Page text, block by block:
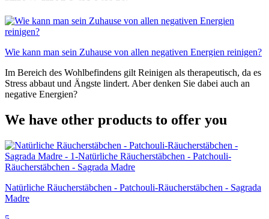
Wie kann man sein Zuhause von allen negativen Energien reinigen?
Im Bereich des Wohlbefindens gilt Reinigen als therapeutisch, da es
Stress abbaut und Ängste lindert. Aber denken Sie dabei auch an
negative Energien?
We have other products to offer you
Natürliche Räucherstäbchen - Patchouli-Räucherstäbchen - Sagrada
Madre